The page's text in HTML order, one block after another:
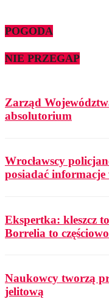
POGODA
NIE PRZEGAP
Zarząd
absolutorium
Wrocławscy
posiadać
Ekspertka: kleszcz
Borrelia to
Naukowcy tworzą
jelitową